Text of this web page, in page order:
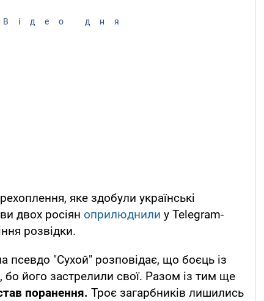
Відео дня
яке здобули українські
двох росіян оприлюднили у Telegram-
розвідки.
псевдо "Сухой" розповідає, що боєць із
його застрелили свої. Разом із тим ще
поранення. Троє загарбників лишились